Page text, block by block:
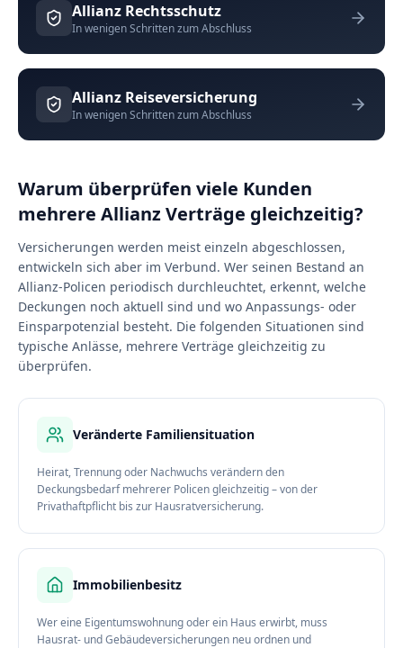
Allianz Rechtsschutz
In wenigen Schritten zum Abschluss
Allianz Reiseversicherung
In wenigen Schritten zum Abschluss
Warum überprüfen viele Kunden
mehrere Allianz Verträge gleichzeitig?
Versicherungen werden meist einzeln abgeschlossen,
entwickeln sich aber im Verbund. Wer seinen Bestand an
Allianz-Policen periodisch durchleuchtet, erkennt, welche
Deckungen noch aktuell sind und wo Anpassungs- oder
Einsparpotenzial besteht. Die folgenden Situationen sind
typische Anlässe, mehrere Verträge gleichzeitig zu
überprüfen.
Veränderte Familiensituation
Heirat, Trennung oder Nachwuchs verändern den
Deckungsbedarf mehrerer Policen gleichzeitig – von der
Privathaftpflicht bis zur Hausratversicherung.
Immobilienbesitz
Wer eine Eigentumswohnung oder ein Haus erwirbt, muss
Hausrat- und Gebäudeversicherungen neu ordnen und